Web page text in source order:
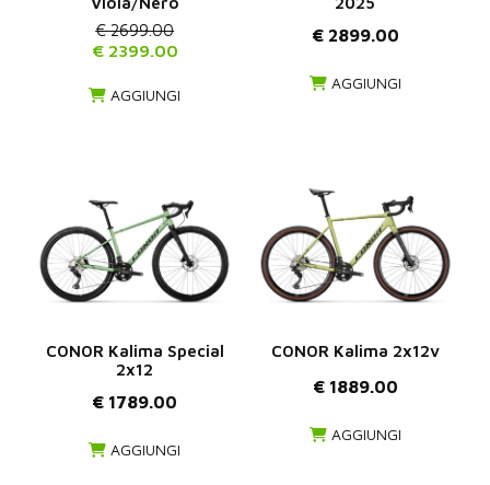
€ 2699.00
€ 2399.00
AGGIUNGI
€ 2899.00
AGGIUNGI
CONOR Kalima Special
2x12
€ 1789.00
AGGIUNGI
CONOR Kalima 2x12v
€ 1889.00
AGGIUNGI